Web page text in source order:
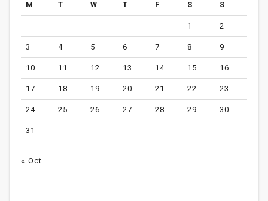
M T W T F S S
1 2
3 4 5 6 7 8 9
10 11 12 13 14 15 16
17 18 19 20 21 22 23
24 25 26 27 28 29 30
31
« Oct